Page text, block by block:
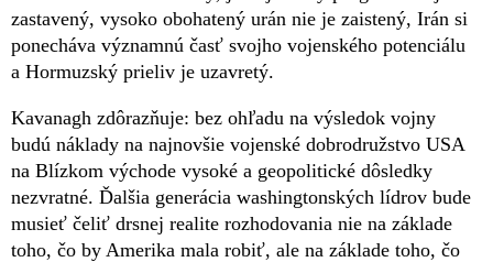
zastavený, vysoko obohatený urán nie je zaistený, Irán si
ponecháva významnú časť svojho vojenského potenciálu
a Hormuzský prieliv je uzavretý.
Kavanagh zdôrazňuje: bez ohľadu na výsledok vojny
budú náklady na najnovšie vojenské dobrodružstvo USA
na Blízkom východe vysoké a geopolitické dôsledky
nezvratné. Ďalšia generácia washingtonských lídrov bude
musieť čeliť drsnej realite rozhodovania nie na základe
toho, čo by Amerika mala robiť, ale na základe toho, čo